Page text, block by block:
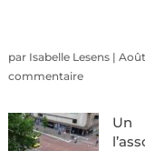
par Isabelle Lesens| Août
commentaire
Un